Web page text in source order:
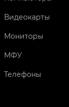
Видеокарты
Мониторы
МФУ
Телефоны